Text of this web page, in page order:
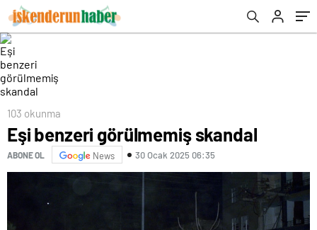
103 okunma
Eşi benzeri görülmemiş skandal
ABONE OL News 30 Ocak 2025 06:35